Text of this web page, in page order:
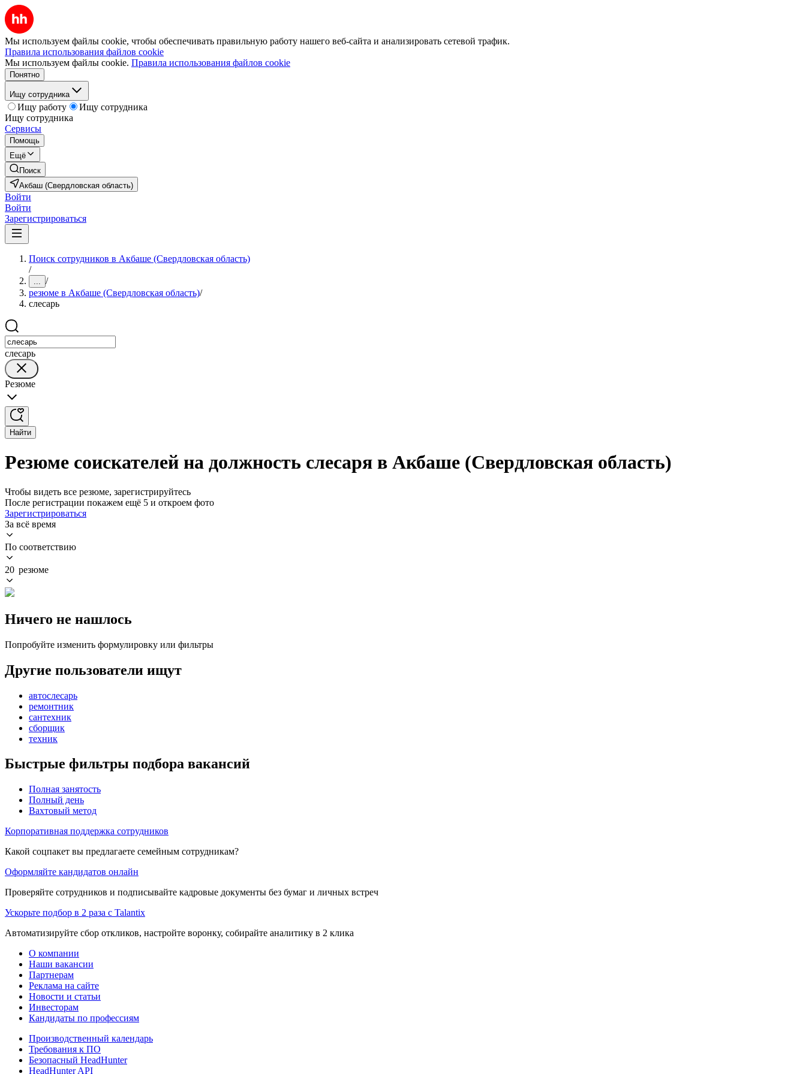
Мы используем файлы cookie, чтобы обеспечивать правильную работу нашего веб-сайта и анализировать сетевой трафик.
Правила использования файлов cookie
Мы используем файлы cookie. Правила использования файлов cookie
Понятно
Ищу сотрудника
Ищу работу
Ищу сотрудника
Ищу сотрудника
Сервисы
Помощь
Ещё
Поиск
Акбаш (Свердловская область)
Войти
Войти
Зарегистрироваться
Поиск сотрудников в Акбаше (Свердловская область)
/
... /
резюме в Акбаше (Свердловская область)/
слесарь
слесарь
Резюме
Найти
Резюме соискателей на должность слесаря в Акбаше (Свердловская область)
Чтобы видеть все резюме, зарегистрируйтесь
После регистрации покажем ещё 5 и откроем фото
Зарегистрироваться
За всё время
По соответствию
20 резюме
Ничего не нашлось
Попробуйте изменить формулировку или фильтры
Другие пользователи ищут
автослесарь
ремонтник
сантехник
сборщик
техник
Быстрые фильтры подбора вакансий
Полная занятость
Полный день
Вахтовый метод
Корпоративная поддержка сотрудников
Какой соцпакет вы предлагаете семейным сотрудникам?
Оформляйте кандидатов онлайн
Проверяйте сотрудников и подписывайте кадровые документы без бумаг и личных встреч
Ускорьте подбор в 2 раза с Talantix
Автоматизируйте сбор откликов, настройте воронку, собирайте аналитику в 2 клика
О компании
Наши вакансии
Партнерам
Реклама на сайте
Новости и статьи
Инвесторам
Кандидаты по профессиям
Производственный календарь
Требования к ПО
Безопасный HeadHunter
HeadHunter API